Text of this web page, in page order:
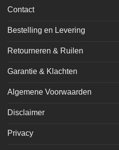
Contact
Bestelling en Levering
Retourneren & Ruilen
Garantie & Klachten
Algemene Voorwaarden
Disclaimer
Privacy